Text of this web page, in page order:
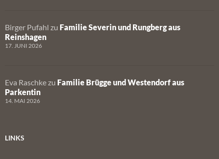
Birger Pufahl zu Familie Severin und Rungberg aus
Reinshagen
17. JUNI 2026
Eva Raschke zu Familie Brügge und Westendorf aus
Parkentin
14. MAI 2026
LINKS